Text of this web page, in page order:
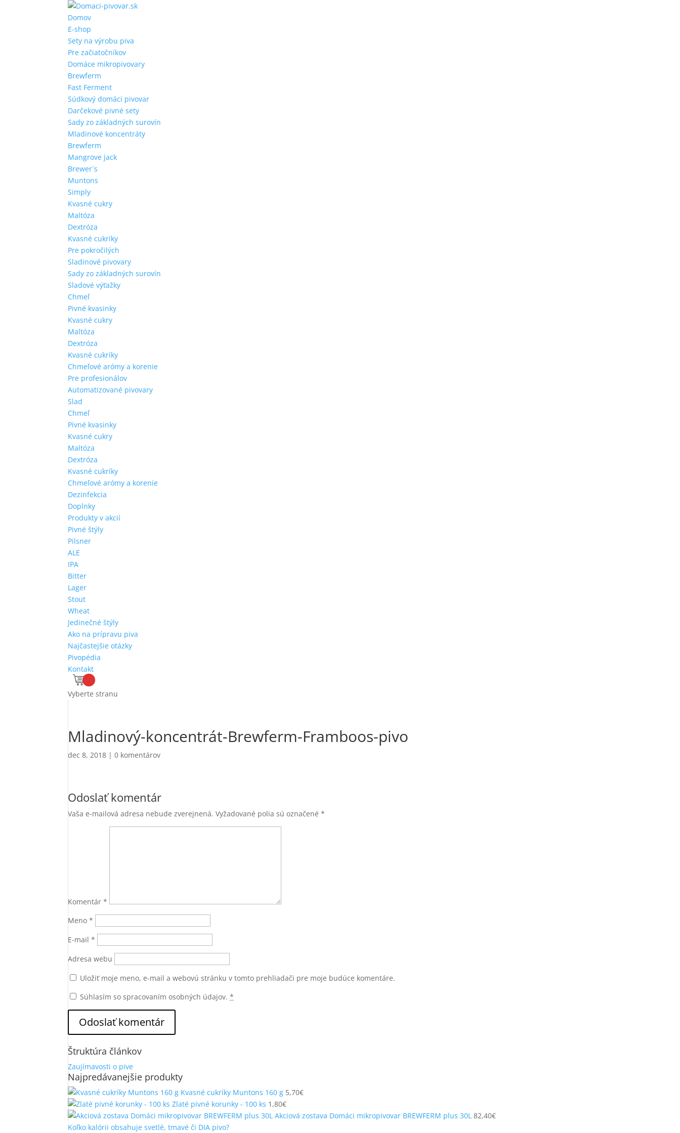
Domov
E-shop
Sety na výrobu piva
Pre začiatočníkov
Domáce mikropivovary
Brewferm
Fast Ferment
Súdkový domáci pivovar
Darčekové pivné sety
Sady zo základných surovín
Mladinové koncentráty
Brewferm
Mangrove jack
Brewer´s
Muntons
Simply
Kvasné cukry
Maltóza
Dextróza
Kvasné cukríky
Pre pokročilých
Sladinové pivovary
Sady zo základných surovín
Sladové výťažky
Chmeľ
Pivné kvasinky
Kvasné cukry
Maltóza
Dextróza
Kvasné cukríky
Chmeľové arómy a korenie
Pre profesionálov
Automatizované pivovary
Slad
Chmeľ
Pivné kvasinky
Kvasné cukry
Maltóza
Dextróza
Kvasné cukríky
Chmeľové arómy a korenie
Dezinfekcia
Doplnky
Produkty v akcií
Pivné štýly
Pilsner
ALE
IPA
Bitter
Lager
Stout
Wheat
Jedinečné štýly
Ako na prípravu piva
Najčastejšie otázky
Pivopédia
Kontakt
Vyberte stranu
Mladinový-koncentrát-Brewferm-Framboos-pivo
dec 8, 2018 |0 komentárov
Odoslať komentár
Vaša e-mailová adresa nebude zverejnená. Vyžadované polia sú označené*
Komentár*
Meno*
E-mail*
Adresa webu
Uložiť moje meno, e-mail a webovú stránku v tomto prehliadači pre moje budúce komentáre.
Súhlasím so spracovaním osobných údajov.*
Štruktúra článkov
Zaujímavosti o pive
Najpredávanejšie produkty
Kvasné cukríky Muntons 160 g 5,70€
Zlaté pivné korunky - 100 ks 1,80€
Akciová zostava Domáci mikropivovar BREWFERM plus 30L 82,40€
Koľko kalórii obsahuje svetlé, tmavé či DIA pivo?